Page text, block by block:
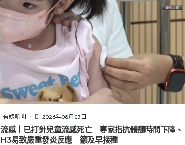
些人就很有福，所以這些任務，是『益』我們。」 這一批
Fun Coffee騙局受害人最初於去年7月至8月經朋友介紹，
拍片賺取400元，後來朋友遊說下載應用程式，聲稱投資
咖啡產品，要換成加密貨幣存入資金，做不同任務賺錢，
邀請到新人加入，或下線做任務，上線亦會有回報，結果
愈來愈多人加入。 受害人：「每次到期時都可以順利轉錢
去『幣安』戶口，就是這份信任，我令我一步步加大自
己，將全副積蓄，前後40多萬元身家全部投入。其實起初
我懷疑過，我問上級有否見過『老總』，全部都說沒有見
過，當時我見到很多人都買了任務，都取回錢。」 議員吳
傑莊接獲約50宗求助，估計涉及數百名受害人，合共損失
過千萬元，他希望監管機構日後警示可疑投資產品時，要
有線新聞 2026年08月05日
流感｜已打針兒童流感死亡 專家指抗體隨時間下降、
H3易致嚴重發炎反應 籲及早接種